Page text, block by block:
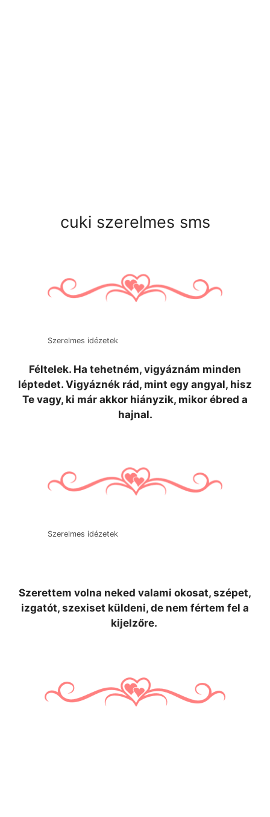
cuki szerelmes sms
Szerelmes idézetek
Féltelek. Ha tehetném, vigyáznám minden
léptedet. Vigyáznék rád, mint egy angyal, hisz
Te vagy, ki már akkor hiányzik, mikor ébred a
hajnal.
Szerelmes idézetek
Szerettem volna neked valami okosat, szépet,
izgatót, szexiset küldeni, de nem fértem fel a
kijelzőre.